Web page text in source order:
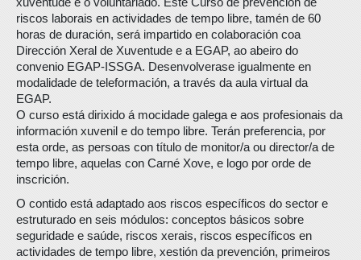
riscos laborais en actividades de tempo libre, tamén de 60
horas de duración, será impartido en colaboración coa
Dirección Xeral de Xuventude e a EGAP, ao abeiro do
convenio EGAP-ISSGA. Desenvolverase igualmente en
modalidade de teleformación, a través da aula virtual da
EGAP.
O curso está dirixido á mocidade galega e aos profesionais da
información xuvenil e do tempo libre. Terán preferencia, por
esta orde, as persoas con título de monitor/a ou director/a de
tempo libre, aquelas con Carné Xove, e logo por orde de
inscrición.
O contido está adaptado aos riscos específicos do sector e
estruturado en seis módulos: conceptos básicos sobre
seguridade e saúde, riscos xerais, riscos específicos en
actividades de tempo libre, xestión da prevención, primeiros